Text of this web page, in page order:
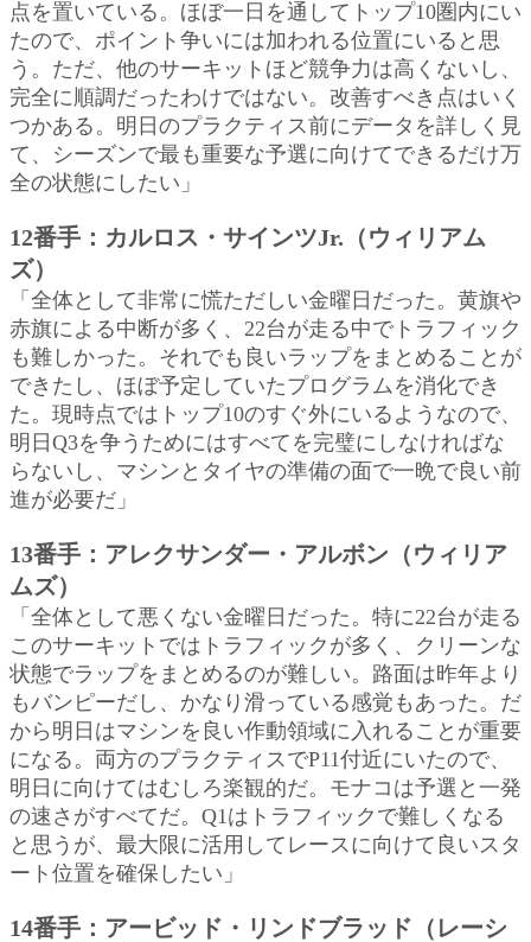
点を置いている。ほぼ一日を通してトップ10圏内にい
たので、ポイント争いには加われる位置にいると思
う。ただ、他のサーキットほど競争力は高くないし、
完全に順調だったわけではない。改善すべき点はいく
つかある。明日のプラクティス前にデータを詳しく見
て、シーズンで最も重要な予選に向けてできるだけ万
全の状態にしたい」
12番手：カルロス・サインツJr.（ウィリアム
ズ）
「全体として非常に慌ただしい金曜日だった。黄旗や
赤旗による中断が多く、22台が走る中でトラフィック
も難しかった。それでも良いラップをまとめることが
できたし、ほぼ予定していたプログラムを消化でき
た。現時点ではトップ10のすぐ外にいるようなので、
明日Q3を争うためにはすべてを完璧にしなければな
らないし、マシンとタイヤの準備の面で一晩で良い前
進が必要だ」
13番手：アレクサンダー・アルボン（ウィリア
ムズ）
「全体として悪くない金曜日だった。特に22台が走る
このサーキットではトラフィックが多く、クリーンな
状態でラップをまとめるのが難しい。路面は昨年より
もバンピーだし、かなり滑っている感覚もあった。だ
から明日はマシンを良い作動領域に入れることが重要
になる。両方のプラクティスでP11付近にいたので、
明日に向けてはむしろ楽観的だ。モナコは予選と一発
の速さがすべてだ。Q1はトラフィックで難しくなる
と思うが、最大限に活用してレースに向けて良いスタ
ート位置を確保したい」
14番手：アービッド・リンドブラッド（レーシ